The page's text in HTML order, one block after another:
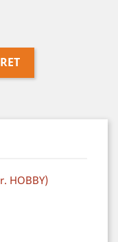
HOBBY)